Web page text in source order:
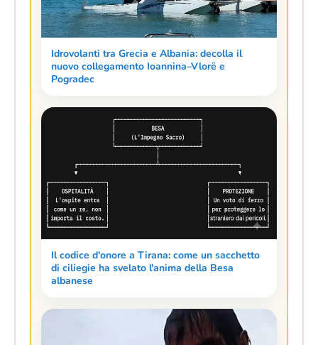
Idrovolanti tra Grecia e Albania: decolla il
nuovo collegamento Ioannina–Vlorë e
Pogradec
Il codice d'onore a Tirana: come un sacchetto
di ciliegie ha svelato l'anima della Besa
albanese